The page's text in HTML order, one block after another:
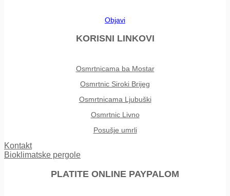
Objavi
KORISNI LINKOVI
Osmrtnicama ba Mostar
Osmrtnic Siroki Brijeg
Osmrtnicama Ljubuški
Osmrtnic Livno
Posušje umrli
Kontakt
Bioklimatske pergole
PLATITE ONLINE PAYPALOM